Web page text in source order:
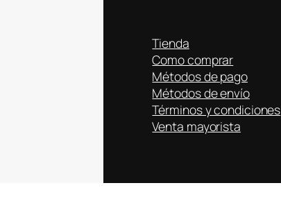
Tienda
Como comprar
Métodos de pago
Métodos de envío
Términos y condiciones
Venta mayorista